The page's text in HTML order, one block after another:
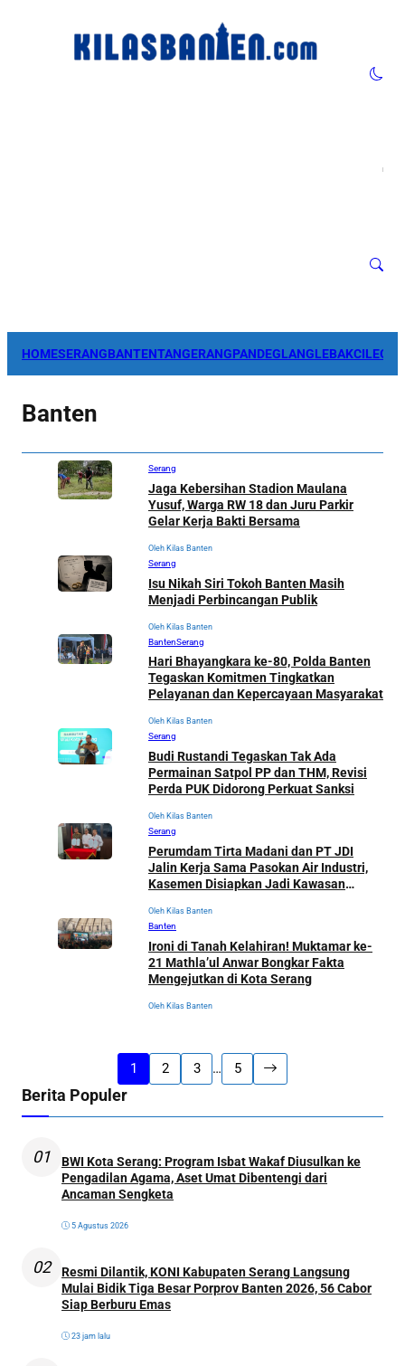
HOMESERANGBANTENTANGERANGPANDEGLANGLEBAK
Banten
Serang
Jaga Kebersihan Stadion Maulana
Yusuf, Warga RW 18 dan Juru Parkir
Gelar Kerja Bakti Bersama
Oleh Kilas Banten
Serang
Isu Nikah Siri Tokoh Banten Masih
Menjadi Perbincangan Publik
Oleh Kilas Banten
BantenSerang
Hari Bhayangkara ke-80, Polda Banten
Tegaskan Komitmen Tingkatkan
Pelayanan dan Kepercayaan Masyarakat
Oleh Kilas Banten
Serang
Budi Rustandi Tegaskan Tak Ada
Permainan Satpol PP dan THM, Revisi
Perda PUK Didorong Perkuat Sanksi
Oleh Kilas Banten
Serang
Perumdam Tirta Madani dan PT JDI
Jalin Kerja Sama Pasokan Air Industri,
Kasemen Disiapkan Jadi Kawasan
Oleh Kilas Banten
Banten
Ironi di Tanah Kelahiran! Muktamar ke-
21 Mathla’ul Anwar Bongkar Fakta
Mengejutkan di Kota Serang
Oleh Kilas Banten
1 2 3 … 5
Berita Populer
01
BWI Kota Serang: Program Isbat Wakaf Diusulkan ke
Pengadilan Agama, Aset Umat Dibentengi dari
Ancaman Sengketa
5 Agustus 2026
02
Resmi Dilantik, KONI Kabupaten Serang Langsung
Mulai Bidik Tiga Besar Porprov Banten 2026, 56 Cabor
Siap Berburu Emas
23 jam lalu